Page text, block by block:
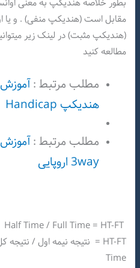
بطور خلاصه هندیکپ به معنی
مقابل است (هندیکپ منفی) . و یا
(هندیکپ مثبت) در لینک زیر
مطالعه کنید
مطلب مرتبط :
هندیکپ Handicap
مطلب مرتبط :
3way اروپایی
Half Time / Full Time = HT-FT
Time